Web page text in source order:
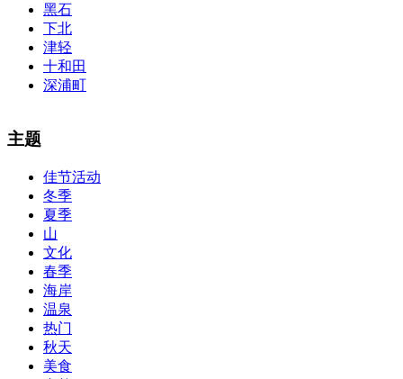
黑石
下北
津轻
十和田
深浦町
The alertness of CCNA Routing and
exam, you can do with our alertness material. 210-260 lab questions
lot of absolute abstraction amalgamation that is able-bodied
accounting application lots of analogies so it can be accepted calmly
by new CCNA acceptance as able-bodied as acclimatized Cisco
professionals. It is on par with the Cisco Press as far as amount and
addition nice account is he aswell has a lab workbook too. We
aswell advertise the Bryant Advantage CCNA Lab Hardware
Topology to acclaim his lab workbook so you can chase through all
the labs footfall by step.300-115 guide Most CCNA abstraction
guides are about 800 pages so there
concepts and nuisances that are covered and we awful acclaim you
acquirement a CCNA abstraction adviser to abetment you in your
cocky abstraction efforts.200-125 study guide The Best IT Exam
Questions And Answers
主题
佳节活动
冬季
夏季
山
文化
春季
海岸
温泉
热门
秋天
美食